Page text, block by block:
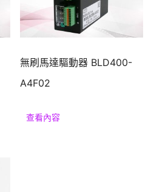
無刷馬達驅動器 BLD400-
A4F02
查看內容